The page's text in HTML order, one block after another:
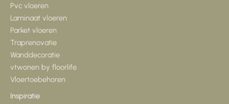
Pvc vloeren
Laminaat vloeren
Parket vloeren
Traprenovatie
Wanddecoratie
vtwonen by floorlife
Vloertoebehoren
Inspiratie